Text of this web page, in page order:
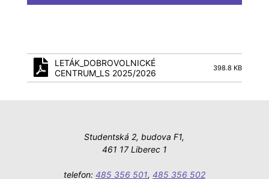
LETÁK_DOBROVOLNICKÉ
CENTRUM_LS 2025/2026
398.8 KB
Studentská 2, budova F1,
461 17 Liberec 1
telefon: 485 356 501, 485 356 502